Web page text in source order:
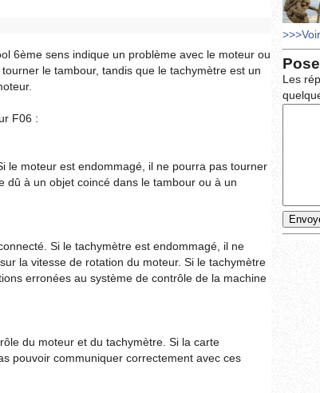
6ème sens indique un problème avec le moteur ou
le tambour, tandis que le tachymètre est un
F06 :
le moteur est endommagé, il ne pourra pas tourner
dû à un objet coincé dans le tambour ou à un
Si le tachymètre est endommagé, il ne
la vitesse de rotation du moteur. Si le tachymètre
erronées au système de contrôle de la machine
du moteur et du tachymètre. Si la carte
pouvoir communiquer correctement avec ces
Les